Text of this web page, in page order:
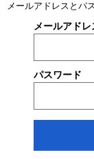
メールアドレスとパ
メールアドレ
パスワード